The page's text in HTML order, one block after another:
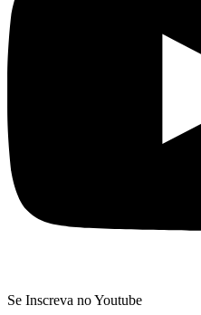
Se Inscreva no Youtube